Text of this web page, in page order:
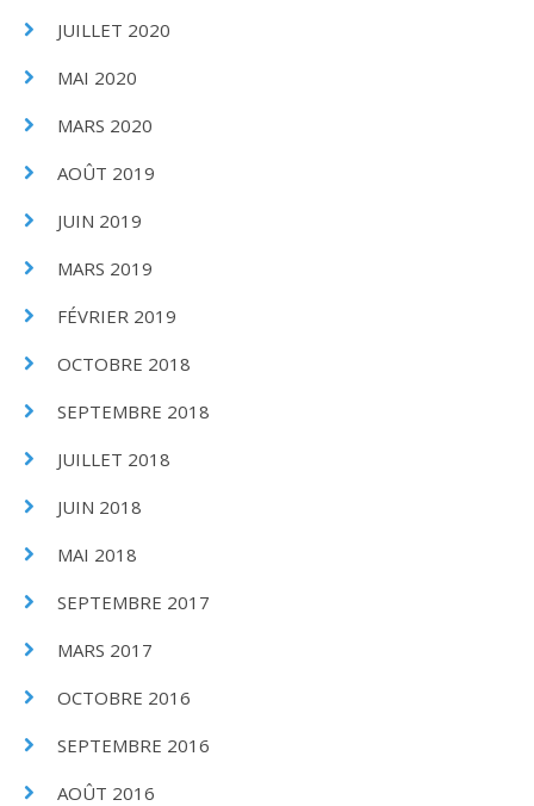
JUILLET 2020
MAI 2020
MARS 2020
AOÛT 2019
JUIN 2019
MARS 2019
FÉVRIER 2019
OCTOBRE 2018
SEPTEMBRE 2018
JUILLET 2018
JUIN 2018
MAI 2018
SEPTEMBRE 2017
MARS 2017
OCTOBRE 2016
SEPTEMBRE 2016
AOÛT 2016